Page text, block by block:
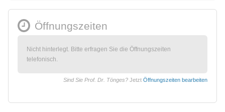
Öffnungszeiten
Nicht hinterlegt. Bitte erfragen Sie die Öffnungszeiten
telefonisch.
Sind Sie Prof. Dr. Tönges? Jetzt Öffnungszeiten bearbeiten